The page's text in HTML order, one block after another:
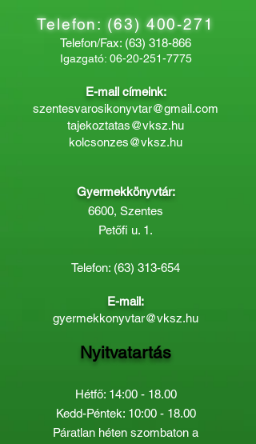
Telefon:(63) 400-271
Telefon/Fax: (63) 318-866
Igazgató: 06-20-251-7775
E-mail címeink:
szentesvarosikonyvtar@gmail.com
tajekoztatas@vksz.hu
kolcsonzes@vksz.hu
Gyermekkönyvtár:
6600, Szentes
Petőfi u. 1.
Telefon: (63) 313-654
E-mail:
gyermekkonyvtar@vksz.hu
Nyitvatartás
Hétfő: 14:00 - 18.00
Kedd-Péntek: 10:00 - 18.00
Páratlan héten szombaton a